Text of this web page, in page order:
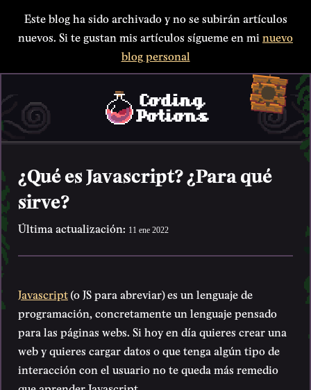
Este blog ha sido archivado y no se subirán artículos
nuevos. Si te gustan mis artículos sígueme en mi nuevo
blog personal
¿Qué es Javascript? ¿Para qué
sirve?
Última actualización: 11 ene 2022
Javascript(o JS para abreviar) es un lenguaje de
programación, concretamente un lenguaje pensado
para las páginas webs. Si hoy en día quieres crear una
web y quieres cargar datos o que tenga algún tipo de
interacción con el usuario no te queda más remedio